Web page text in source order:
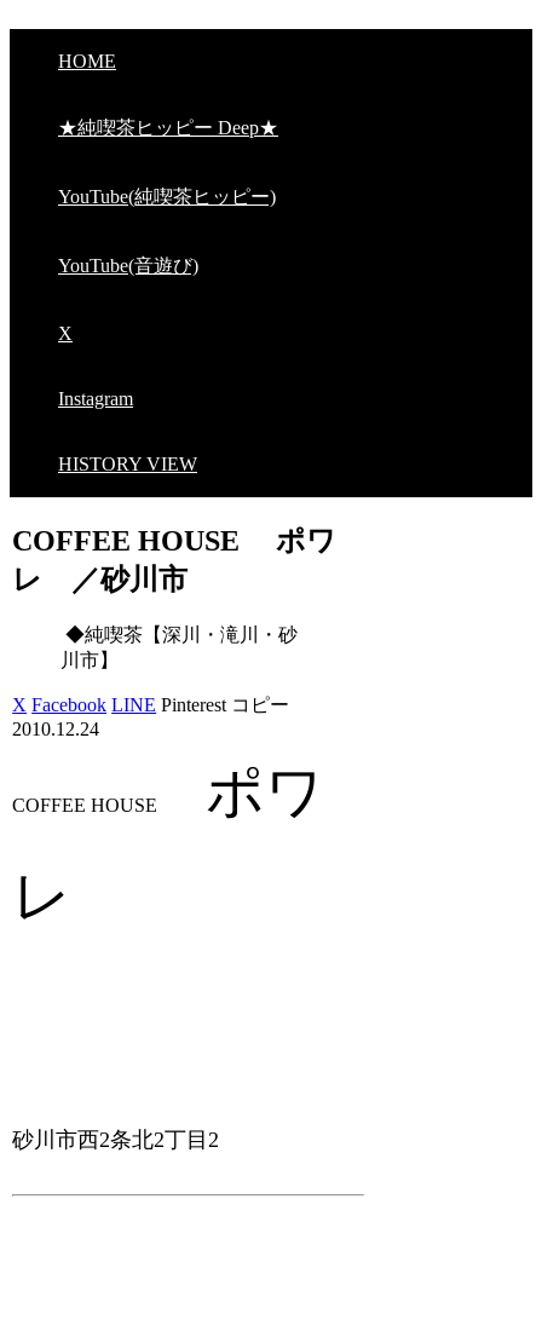
HOME
★純喫茶ヒッピー Deep★
YouTube(純喫茶ヒッピー)
YouTube(音遊び)
X
Instagram
HISTORY VIEW
COFFEE HOUSE ポワ
レ ／砂川市
◆純喫茶【深川・滝川・砂
川市】
X Facebook LINE Pinterest コピー
2010.12.24
COFFEE HOUSE
ポワ
レ
砂川市西2条北2丁目2